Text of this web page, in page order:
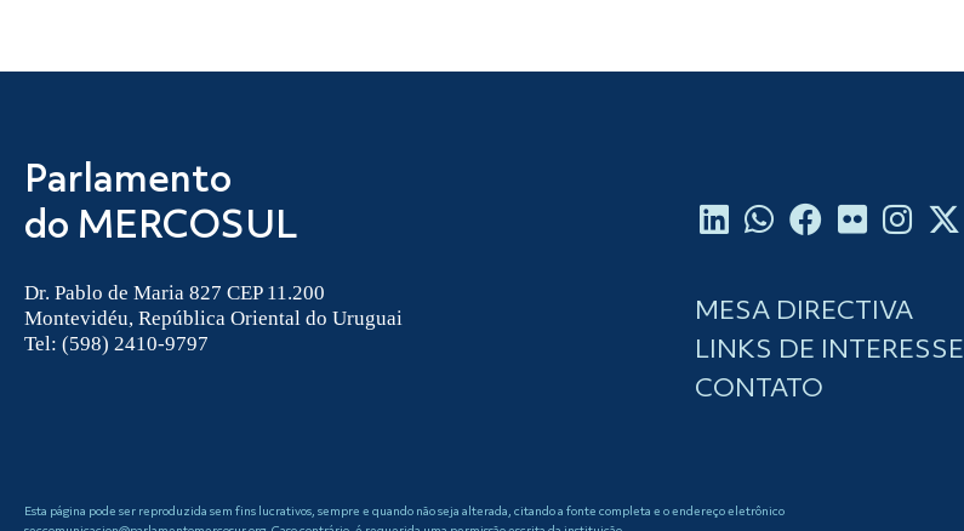
Parlamento
do MERCOSUL
Dr. Pablo de Maria 827 CEP 11.200
Montevidéu, República Oriental do Uruguai
Tel: (598) 2410-9797
CONTATO
LINKS DE INTERESSE
MESA DIRECTIVA
Esta página pode ser reproduzida sem fins lucrativos, sempre e quando não seja alterada, citando a fonte completa e o endereço eletrônico